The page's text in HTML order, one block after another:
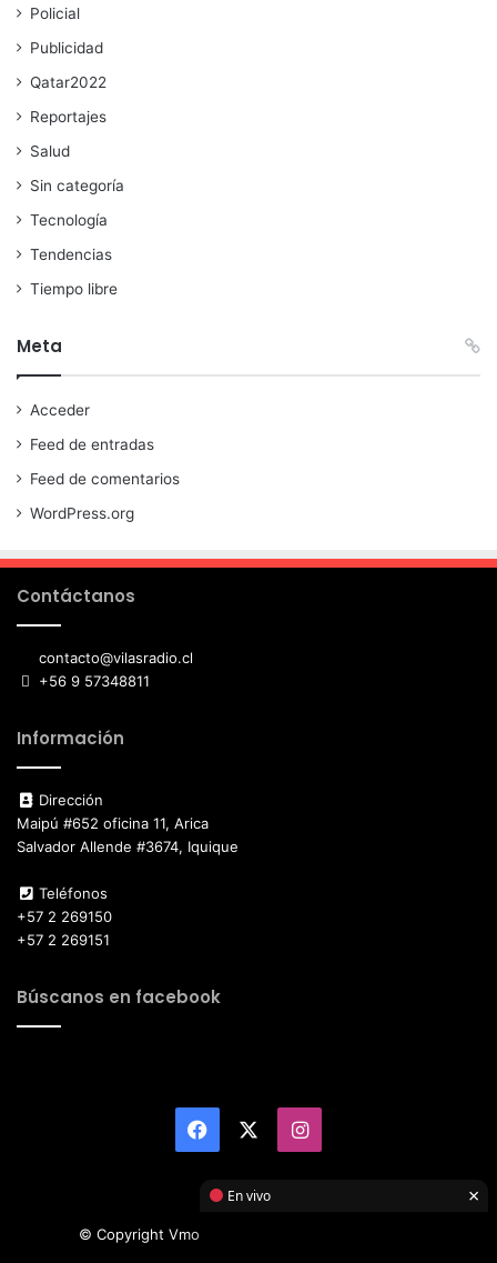
Policial
Publicidad
Qatar2022
Reportajes
Salud
Sin categoría
Tecnología
Tendencias
Tiempo libre
Meta
Acceder
Feed de entradas
Feed de comentarios
WordPress.org
Contáctanos
contacto@vilasradio.cl
+56 9 57348811
Información
Dirección
Maipú #652 oficina 11, Arica
Salvador Allende #3674, Iquique
Teléfonos
+57 2 269150
+57 2 269151
Búscanos en facebook
Facebook Instagram
© Copyright Vmotor TI 2026, All Rights Reserved
En vivo ×